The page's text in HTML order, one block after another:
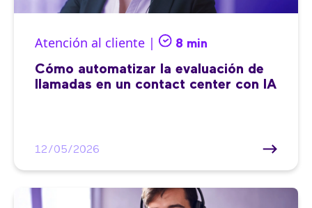
Atención al cliente | 8 min
Cómo automatizar la evaluación de
llamadas en un contact center con IA
12/05/2026